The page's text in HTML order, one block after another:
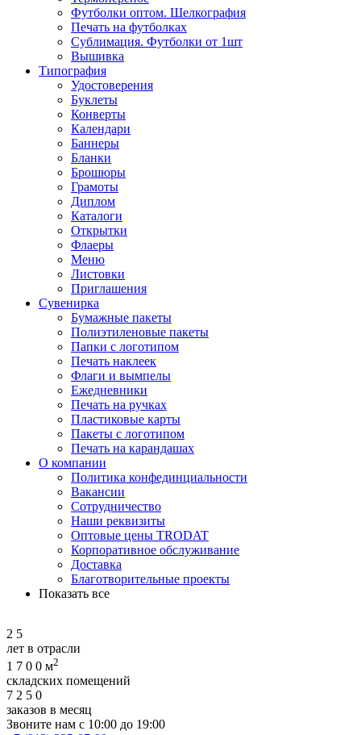
Футболки оптом. Шелкография
Печать на футболках
Сублимация. Футболки от 1шт
Вышивка
Типография
Удостоверения
Буклеты
Конверты
Календари
Баннеры
Бланки
Брошюры
Грамоты
Диплом
Каталоги
Открытки
Флаеры
Меню
Листовки
Приглашения
Сувенирка
Бумажные пакеты
Полиэтиленовые пакеты
Папки с логотипом
Печать наклеек
Флаги и вымпелы
Ежедневники
Печать на ручках
Пластиковые карты
Пакеты с логотипом
Печать на карандашах
О компании
Политика конфединциальности
Вакансии
Сотрудничество
Наши реквизиты
Оптовые цены TRODAT
Корпоративное обслуживание
Доставка
Благотворительные проекты
Показать все
2 5
лет в отрасли
1 7 0 0 м2
складских помещений
7 2 5 0
заказов в месяц
Звоните нам с 10:00 до 19:00